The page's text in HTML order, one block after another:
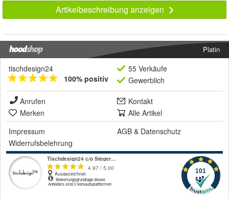
Artikelbeschreibung anzeigen
Platin
tischdesign24
100% positiv
55 Verkäufe
Gewerblich
Anrufen
Kontakt
Merken
Alle Artikel
Impressum
AGB & Datenschutz
Widerrufsbelehrung